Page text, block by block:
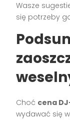
Wasze
się potrzeby
Choć cena
wydawać się